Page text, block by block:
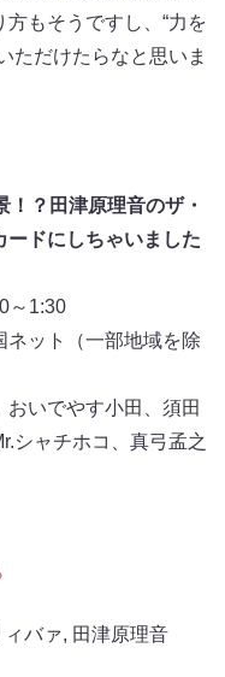
もそうですし、“力を
ただけたらなと思いま
！？田津原理音のザ・
ドにしちゃいました
～1:30
ネット（一部地域を除
いでやす小田、須田
シャチホコ、真弓孟之
ィバァ, 田津原理音